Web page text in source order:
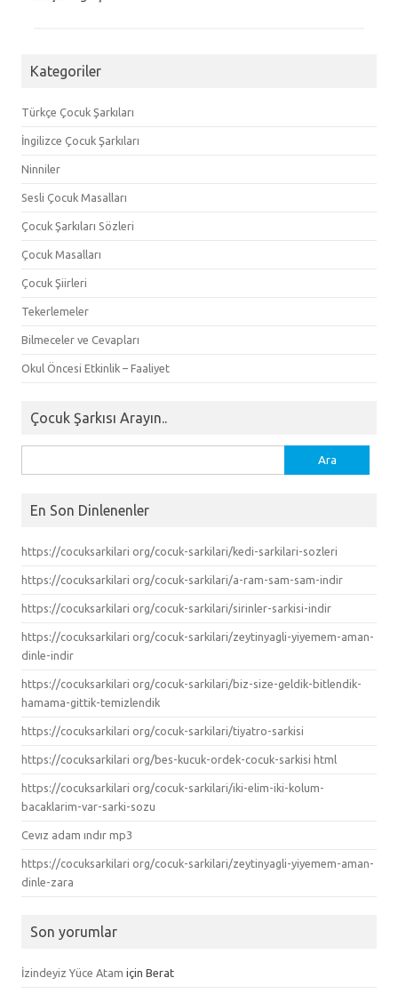
Kategoriler
Türkçe Çocuk Şarkıları
İngilizce Çocuk Şarkıları
Ninniler
Sesli Çocuk Masalları
Çocuk Şarkıları Sözleri
Çocuk Masalları
Çocuk Şiirleri
Tekerlemeler
Bilmeceler ve Cevapları
Okul Öncesi Etkinlik – Faaliyet
Çocuk Şarkısı Arayın..
En Son Dinlenenler
https://cocuksarkilari org/cocuk-sarkilari/kedi-sarkilari-sozleri
https://cocuksarkilari org/cocuk-sarkilari/a-ram-sam-sam-indir
https://cocuksarkilari org/cocuk-sarkilari/sirinler-sarkisi-indir
https://cocuksarkilari org/cocuk-sarkilari/zeytinyagli-yiyemem-aman-
dinle-indir
https://cocuksarkilari org/cocuk-sarkilari/biz-size-geldik-bitlendik-
hamama-gittik-temizlendik
https://cocuksarkilari org/cocuk-sarkilari/tiyatro-sarkisi
https://cocuksarkilari org/bes-kucuk-ordek-cocuk-sarkisi html
https://cocuksarkilari org/cocuk-sarkilari/iki-elim-iki-kolum-
bacaklarim-var-sarki-sozu
Cevız adam ındır mp3
https://cocuksarkilari org/cocuk-sarkilari/zeytinyagli-yiyemem-aman-
dinle-zara
Son yorumlar
İzindeyiz Yüce Atam için Berat